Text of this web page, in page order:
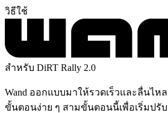
วิธีใช้
สำหรับ DiRT Rally 2.0
Wand ออกแบบมาให้รวดเร็วและลื่นไห
ขั้นตอนง่าย ๆ สามขั้นตอนนี้เพื่อเริ่มปรั